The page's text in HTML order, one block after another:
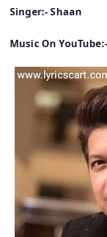
Singer:- Shaan
Music On